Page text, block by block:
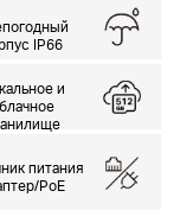
питания
PoE
и
IP66